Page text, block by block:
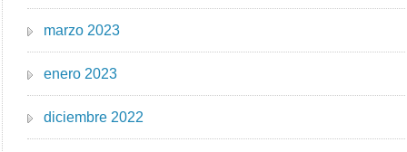
marzo 2023
enero 2023
diciembre 2022